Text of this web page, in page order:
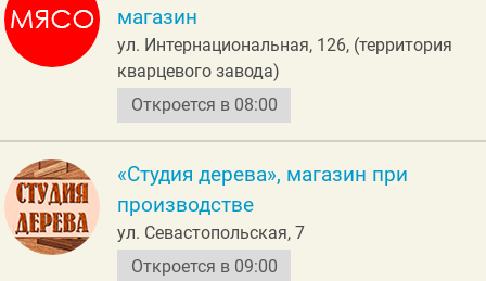
магазин
ул. Интернациональная, 126, (территория
кварцевого завода)
Откроется в 08:00
«Студия дерева», магазин при
производстве
ул. Севастопольская, 7
Откроется в 09:00